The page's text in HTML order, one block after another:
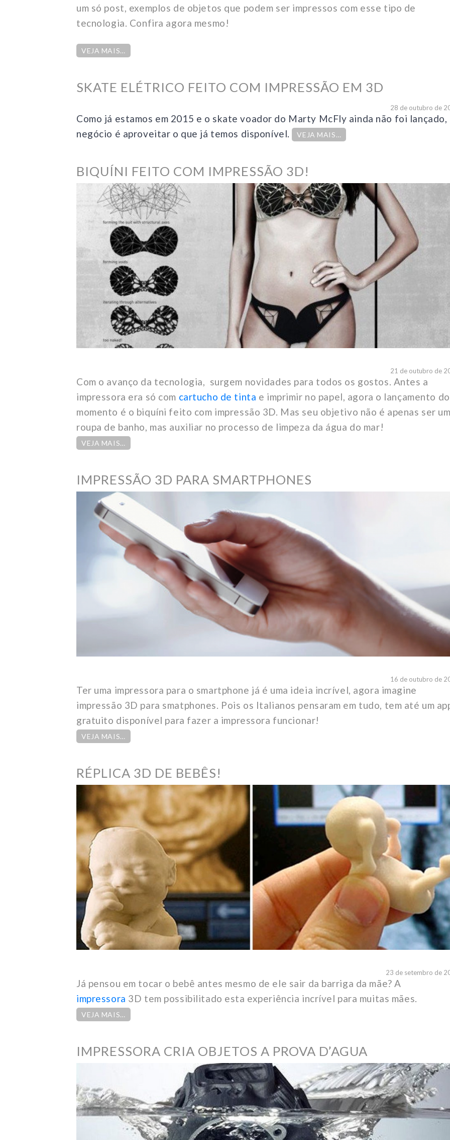
um só post, exemplos de objetos que podem ser impressos com esse tipo de
tecnologia. Confira agora mesmo!
VEJA MAIS…
SKATE ELÉTRICO FEITO COM IMPRESSÃO EM 3D
28 de outubro de
Como já estamos em 2015 e o skate voador do Marty McFly ainda não foi lançado,
negócio é aproveitar o que já temos disponível.
VEJA MAIS…
BIQUÍNI FEITO COM IMPRESSÃO 3D!
21 de outubro de
Com o avanço da tecnologia, surgem novidades para todos os gostos. Antes a
impressora era só com cartucho de tinta e imprimir no papel, agora o lançamento do
momento é o biquíni feito com impressão 3D. Mas seu objetivo não é apenas ser
roupa de banho, mas auxiliar no processo de limpeza da água do mar!
VEJA MAIS…
IMPRESSÃO 3D PARA SMARTPHONES
16 de outubro de
Ter uma impressora para o smartphone já é uma ideia incrível, agora imagine
impressão 3D para smatphones. Pois os Italianos pensaram em tudo, tem até um
gratuito disponível para fazer a impressora funcionar!
VEJA MAIS…
RÉPLICA 3D DE BEBÊS!
23 de setembro de
Já pensou em tocar o bebê antes mesmo de ele sair da barriga da mãe? A
impressora 3D tem possibilitado esta experiência incrível para muitas mães.
VEJA MAIS…
IMPRESSORA CRIA OBJETOS A PROVA D’AGUA